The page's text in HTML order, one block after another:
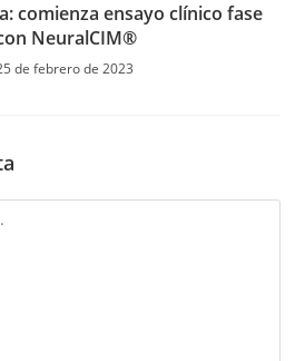
comienza ensayo clínico fase
NeuralCIM®
de febrero de 2023